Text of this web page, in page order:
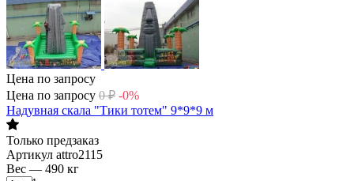
Цена по запросу
Цена по запросу 0 ₽ -0%
Надувная скала "Тики тотем" 9*9*9 м
Только предзаказ
Артикул attro2115
Вес — 490 кг